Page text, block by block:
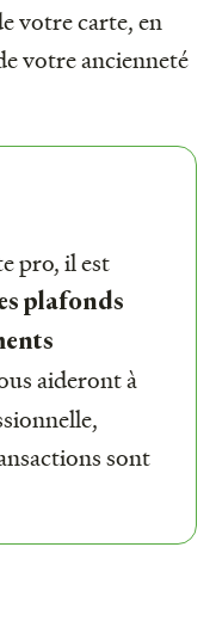
votre carte, en
votre ancienneté
pro, il est
plafonds
aideront à
sont